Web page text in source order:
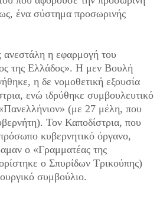
ένα σύστημα προσωρινής
ανεστάλη η εφαρμογή του
της Ελλάδος». Η μεν Βουλή
η δε νομοθετική εξουσία
ενώ ιδρύθηκε συμβουλευτικό
(με 27 μέλη, που
Τον Καποδίστρια, που
κυβερνητικό όργανο,
ο «Γραμματέας της
ο Σπυρίδων Τρικούπης)
συμβούλιο.